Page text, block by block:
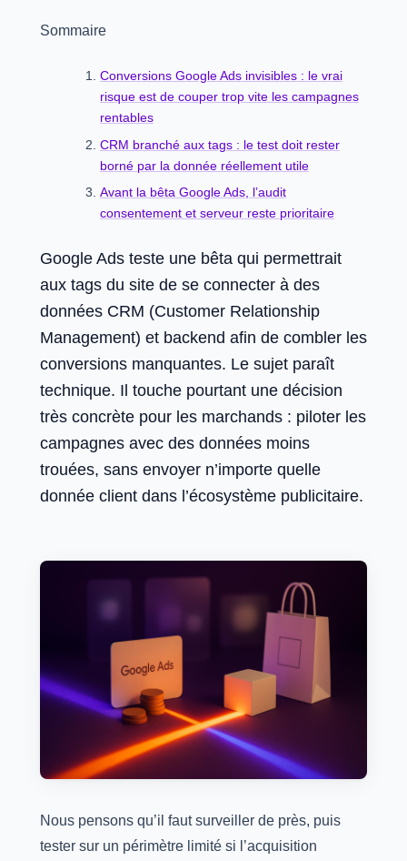
Sommaire
Conversions Google Ads invisibles : le vrai
risque est de couper trop vite les campagnes
rentables
CRM branché aux tags : le test doit rester
borné par la donnée réellement utile
Avant la bêta Google Ads, l’audit
consentement et serveur reste prioritaire
Google Ads teste une bêta qui permettrait
aux tags du site de se connecter à des
données CRM (Customer Relationship
Management) et backend afin de combler les
conversions manquantes. Le sujet paraît
technique. Il touche pourtant une décision
très concrète pour les marchands : piloter les
campagnes avec des données moins
trouées, sans envoyer n’importe quelle
donnée client dans l’écosystème publicitaire.
Nous pensons qu’il faut surveiller de près, puis
tester sur un périmètre limité si l’acquisition